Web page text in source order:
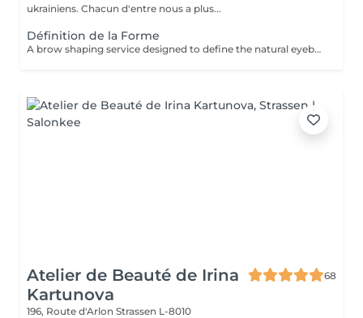
ukrainiens. Chacun d'entre nous a plus...
Définition de la Forme
A brow shaping service designed to define the natural eyebrow line and create a cleaner, more balanced look. The treatment includes defining the brow shape and removing unwanted hair for a refined result. Result: well-defined eyebrows that frame the face beautifully. Recommended frequency: every 3 to 4 weeks.
Atelier de Beauté de Irina
Kartunova
68
196, Route d'Arlon Strassen L-8010